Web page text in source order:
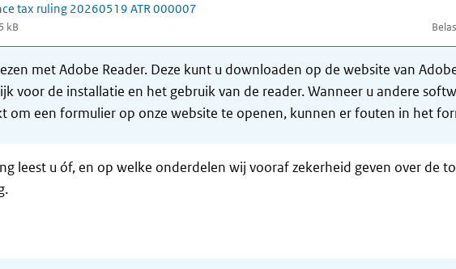
tax ruling 20260519 ATR 000007
kB
met Adobe Reader. Deze kunt u downloaden op de website van
voor de installatie en het gebruik van de reader. Wanneer u andere
om een formulier op onze website te openen, kunnen er fouten in het
leest u óf, en op welke onderdelen wij vooraf zekerheid geven over de